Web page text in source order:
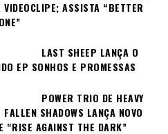
VIDEOCLIPE; ASSISTA “BETTER
LAST SHEEP LANÇA O
EP SONHOS E PROMESSAS
POWER TRIO DE HEAVY
FALLEN SHADOWS LANÇA NOVO
“RISE AGAINST THE DARK”